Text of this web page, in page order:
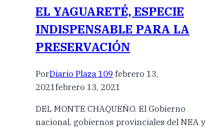
EL YAGUARETÉ, ESPECIE
INDISPENSABLE PARA LA
PRESERVACIÓN
PorDiario Plaza 109 febrero 13,
2021febrero 13, 2021
DEL MONTE CHAQUEÑO. El Gobierno
nacional, gobiernos provinciales del NEA y